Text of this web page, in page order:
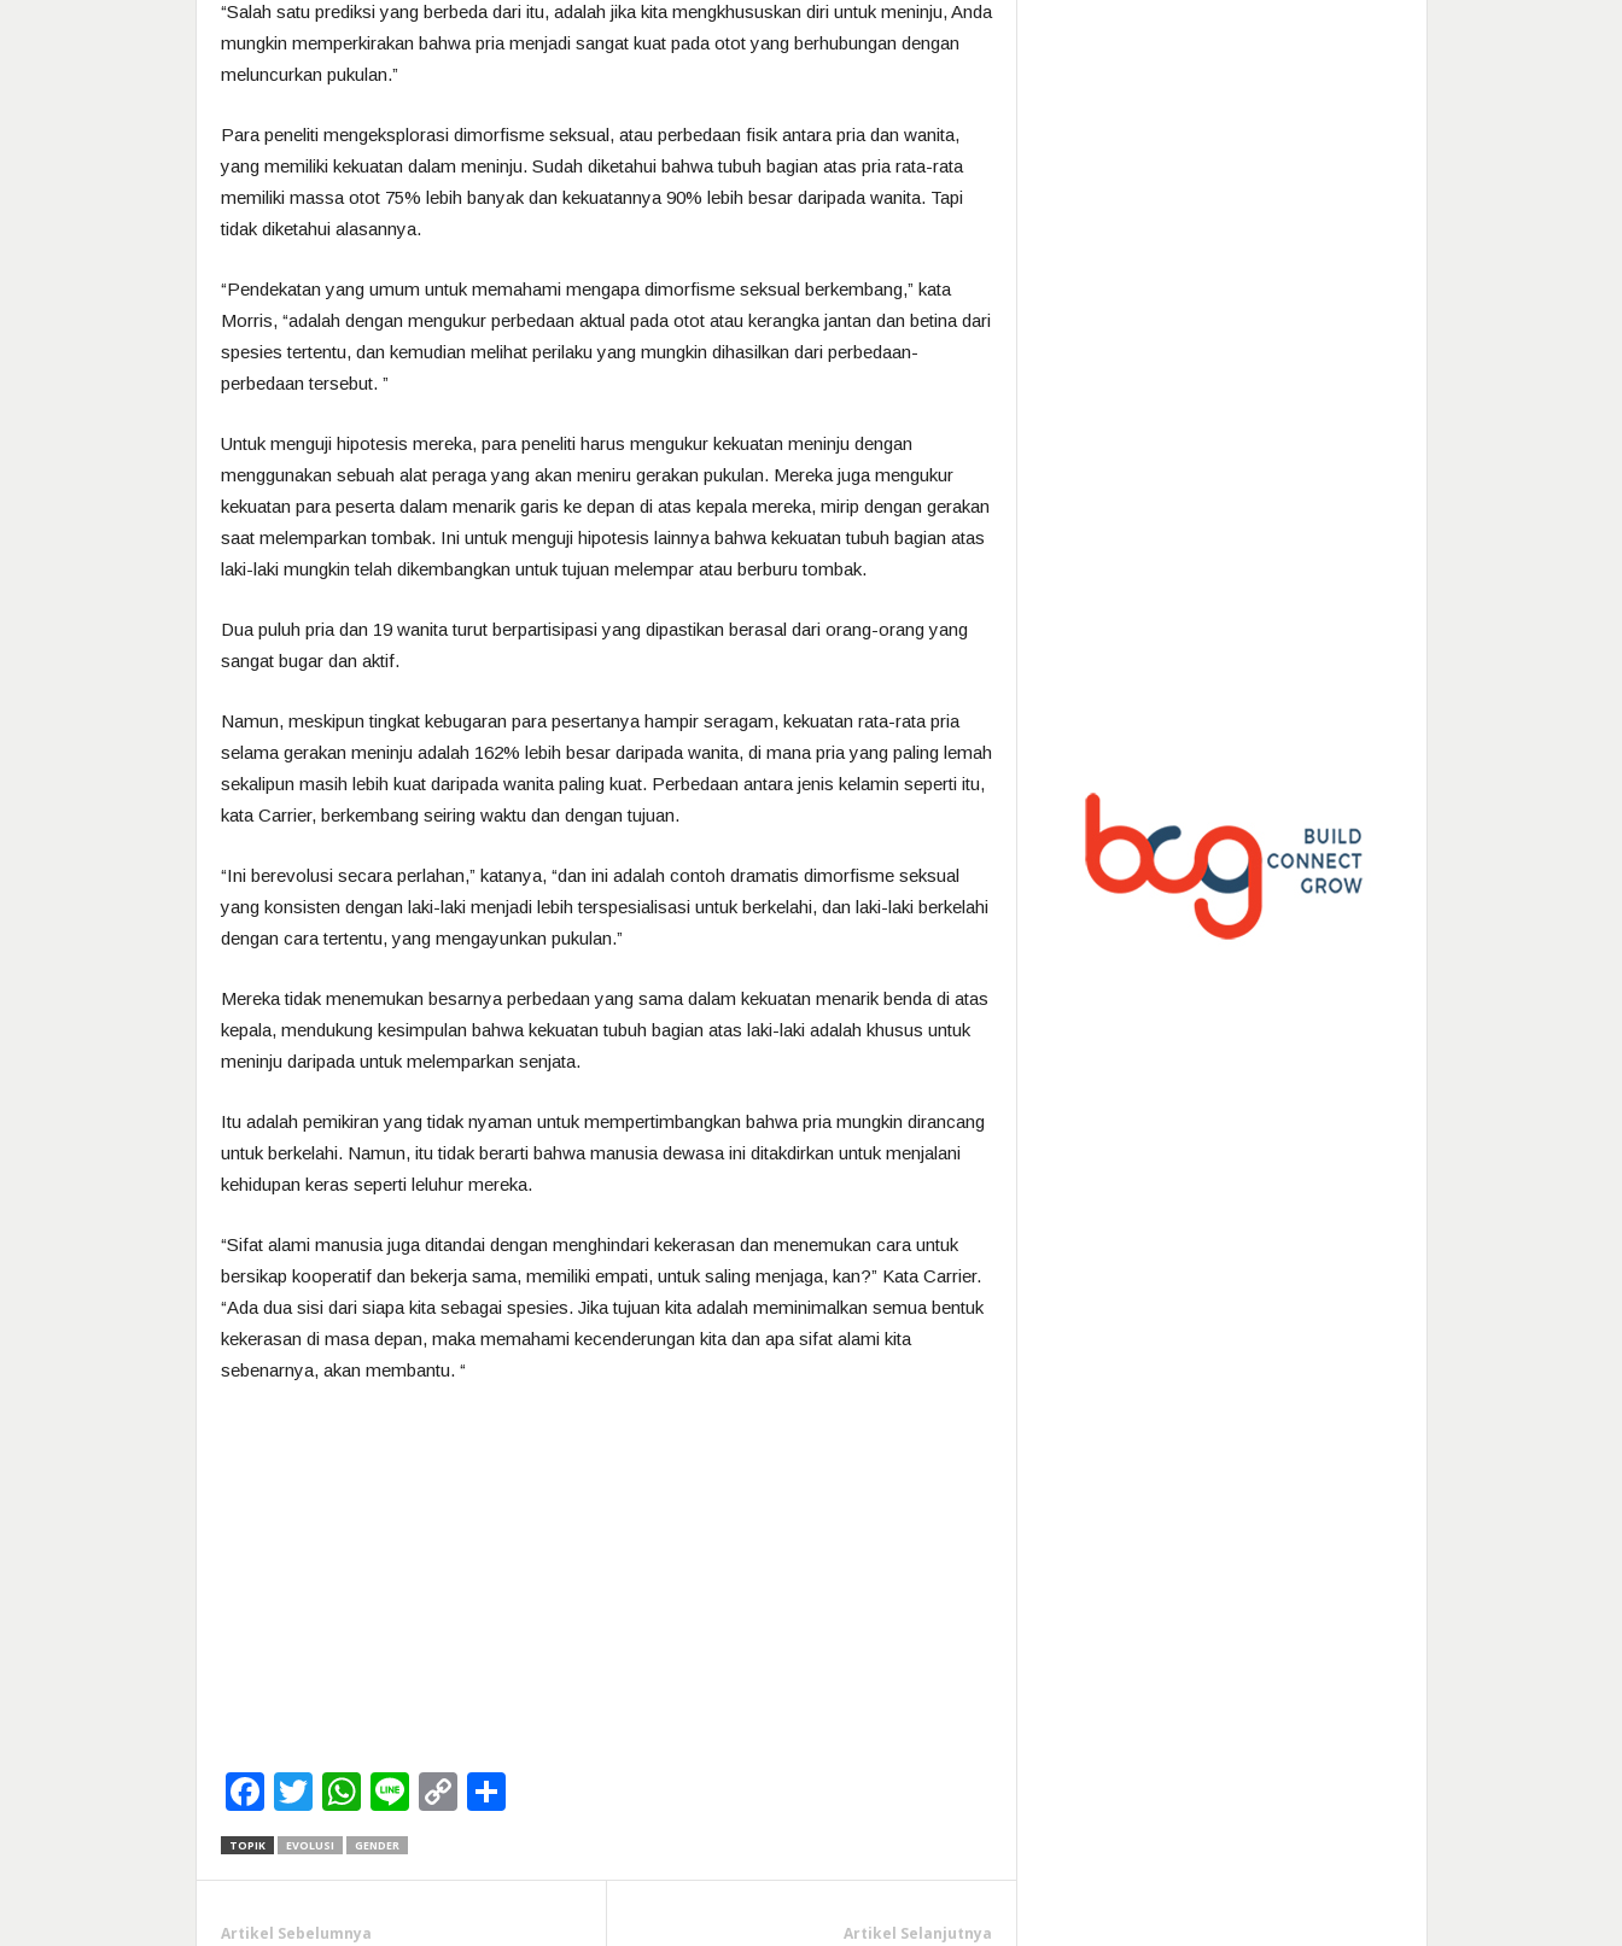
“Salah satu prediksi yang berbeda dari itu, adalah jika kita mengkhususkan diri untuk meninju, Anda
mungkin memperkirakan bahwa pria menjadi sangat kuat pada otot yang berhubungan dengan
meluncurkan pukulan.”
Para peneliti mengeksplorasi dimorfisme seksual, atau perbedaan fisik antara pria dan wanita,
yang memiliki kekuatan dalam meninju. Sudah diketahui bahwa tubuh bagian atas pria rata-rata
memiliki massa otot 75% lebih banyak dan kekuatannya 90% lebih besar daripada wanita. Tapi
tidak diketahui alasannya.
“Pendekatan yang umum untuk memahami mengapa dimorfisme seksual berkembang,” kata
Morris, “adalah dengan mengukur perbedaan aktual pada otot atau kerangka jantan dan betina dari
spesies tertentu, dan kemudian melihat perilaku yang mungkin dihasilkan dari perbedaan-
perbedaan tersebut. ”
Untuk menguji hipotesis mereka, para peneliti harus mengukur kekuatan meninju dengan
menggunakan sebuah alat peraga yang akan meniru gerakan pukulan. Mereka juga mengukur
kekuatan para peserta dalam menarik garis ke depan di atas kepala mereka, mirip dengan gerakan
saat melemparkan tombak. Ini untuk menguji hipotesis lainnya bahwa kekuatan tubuh bagian atas
laki-laki mungkin telah dikembangkan untuk tujuan melempar atau berburu tombak.
Dua puluh pria dan 19 wanita turut berpartisipasi yang dipastikan berasal dari orang-orang yang
sangat bugar dan aktif.
Namun, meskipun tingkat kebugaran para pesertanya hampir seragam, kekuatan rata-rata pria
selama gerakan meninju adalah 162% lebih besar daripada wanita, di mana pria yang paling lemah
sekalipun masih lebih kuat daripada wanita paling kuat. Perbedaan antara jenis kelamin seperti itu,
kata Carrier, berkembang seiring waktu dan dengan tujuan.
“Ini berevolusi secara perlahan,” katanya, “dan ini adalah contoh dramatis dimorfisme seksual
yang konsisten dengan laki-laki menjadi lebih terspesialisasi untuk berkelahi, dan laki-laki berkelahi
dengan cara tertentu, yang mengayunkan pukulan.”
Mereka tidak menemukan besarnya perbedaan yang sama dalam kekuatan menarik benda di atas
kepala, mendukung kesimpulan bahwa kekuatan tubuh bagian atas laki-laki adalah khusus untuk
meninju daripada untuk melemparkan senjata.
Itu adalah pemikiran yang tidak nyaman untuk mempertimbangkan bahwa pria mungkin dirancang
untuk berkelahi. Namun, itu tidak berarti bahwa manusia dewasa ini ditakdirkan untuk menjalani
kehidupan keras seperti leluhur mereka.
“Sifat alami manusia juga ditandai dengan menghindari kekerasan dan menemukan cara untuk
bersikap kooperatif dan bekerja sama, memiliki empati, untuk saling menjaga, kan?” Kata Carrier.
“Ada dua sisi dari siapa kita sebagai spesies. Jika tujuan kita adalah meminimalkan semua bentuk
kekerasan di masa depan, maka memahami kecenderungan kita dan apa sifat alami kita
sebenarnya, akan membantu. “
Facebook
Twitter
WhatsApp
LineCopy
TOPIK EVOLUSI GENDER
Artikel Sebelumnya Artikel Selanjutnya